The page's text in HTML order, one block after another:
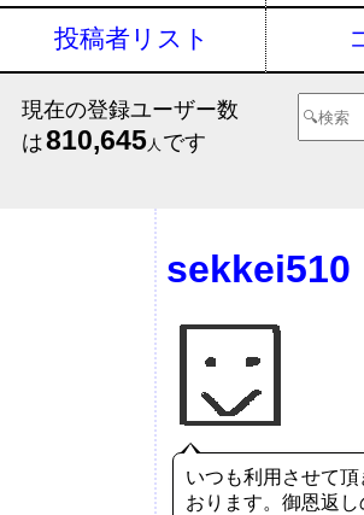
投稿者リスト
現在の登録ユーザー数
は810,645人 です
sekkei510
いつも利用させて頂
おります。御恩返